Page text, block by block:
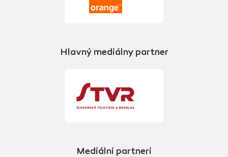
Hlavný mediálny partner
Mediálni partneri